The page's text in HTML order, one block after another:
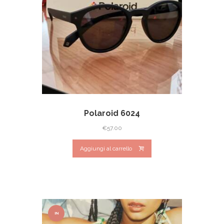
Polaroid 6024
€57.00
Aggiungi al carrello
IN